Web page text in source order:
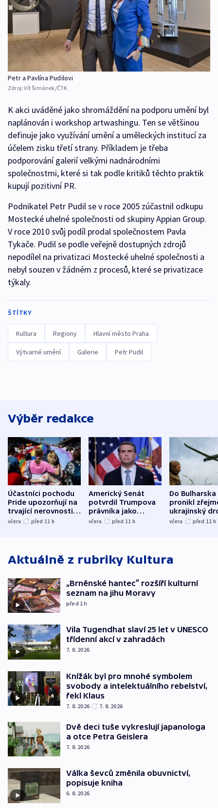
Petr a Pavlína Pudilovi
Zdroj:Vít Šimánek/ČTK
K akci uváděné jako shromáždění na podporu umění byl
naplánován i workshop artwashingu. Ten se většinou
definuje jako využívání umění a uměleckých institucí za
účelem zisku třetí strany. Příkladem je třeba
podporování galerií velkými nadnárodními
společnostmi, které si tak podle kritiků těchto praktik
kupují pozitivní PR.
Podnikatel Petr Pudil se v roce 2005 zúčastnil odkupu
Mostecké uhelné společnosti od skupiny Appian Group.
V roce 2010 svůj podíl prodal společnostem Pavla
Tykače. Pudil se podle veřejně dostupných zdrojů
nepodílel na privatizaci Mostecké uhelné společnosti a
nebyl souzen v žádném z procesů, které se privatizace
týkaly.
ŠTÍTKY
Kultura Regiony Hlavní město Praha
Výtvarné umění Galerie Petr Pudil
Výběr redakce
Účastníci pochodu
Pride upozorňují na
trvající nerovnosti i
společenskou
včera před 11 h
Americký Senát
potvrdil Trumpova
právníka jako
ministra
včera před 11 h
Do Bulharska
pronikl
ukrajinský
explodoval
včera před 12 h
Aktuálně z rubriky Kultura
„Brněnské hantec“ rozšíří kulturní
seznam na jihu Moravy
před 1h
Vila Tugendhat slaví 25 let v UNESCO
třídenní akcí v zahradách
7. 8. 2026
Knížák byl pro mnohé symbolem
svobody a intelektuálního rebelství,
řekl Klaus
7. 8. 2026 7. 8. 2026
Dvě deci tuše vykreslují japanologa
a otce Petra Geislera
7. 8. 2026
Válka ševců změnila obuvnictví,
popisuje kniha
6. 8. 2026